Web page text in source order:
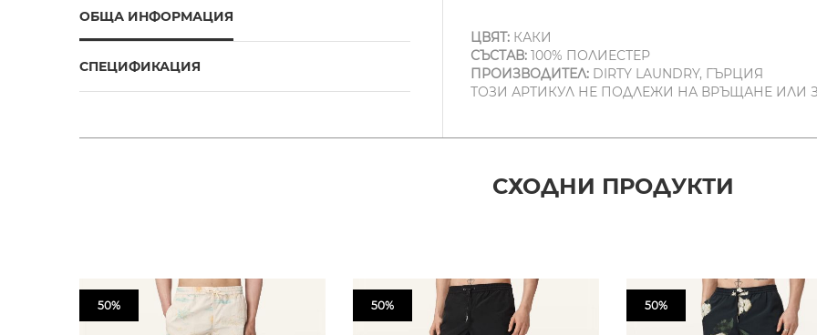
ОБЩА ИНФОРМАЦИЯ
СПЕЦИФИКАЦИЯ
ЦВЯТ:КАКИ
СЪСТАВ:100% ПОЛИЕСТЕР
ПРОИЗВОДИТЕЛ:DIRTY LAUNDRY, ГЪРЦИЯ
ТОЗИ АРТИКУЛ НЕ ПОДЛЕЖИ НА ВРЪЩАНЕ ИЛИ
СХОДНИ ПРОДУКТИ
50% 50% 50%